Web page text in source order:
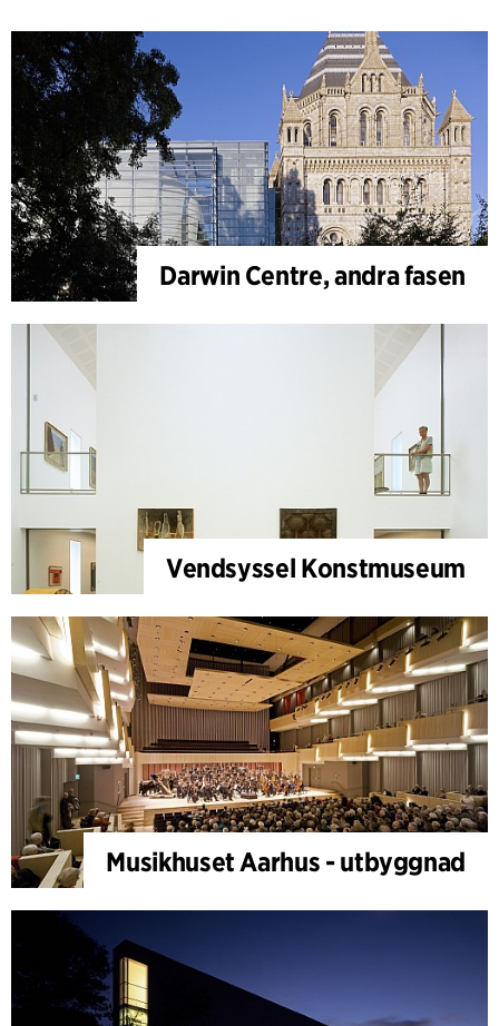
Darwin Centre, andra fasen
Vendsyssel Konstmuseum
Musikhuset Aarhus - utbyggnad